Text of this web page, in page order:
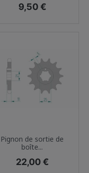
Prix
9,50 €
Pignon de sortie de
boîte...
Prix
22,00 €